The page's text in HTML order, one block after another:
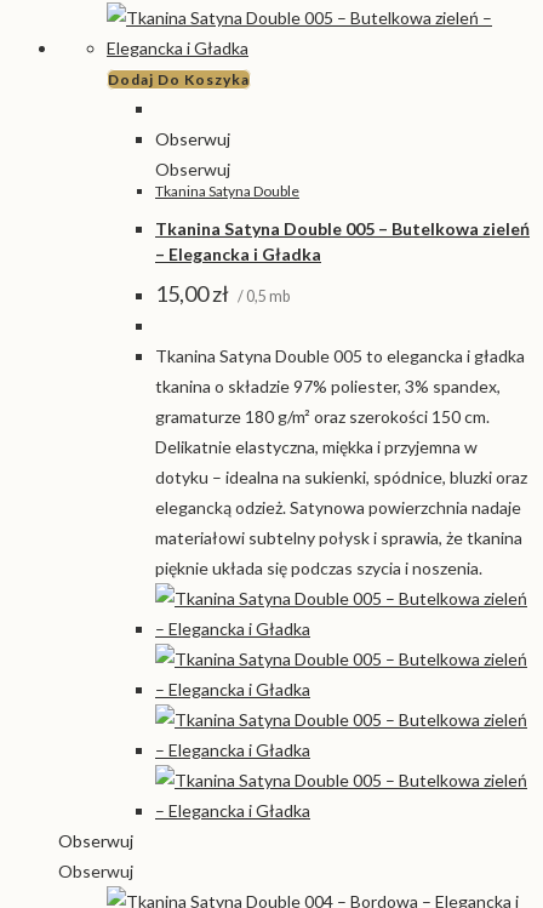
Dodaj Do Koszyka
Obserwuj
Obserwuj
Tkanina Satyna Double
Tkanina Satyna Double 005 – Butelkowa zieleń
– Elegancka i Gładka
15,00zł / 0,5 mb
Tkanina Satyna Double 005 to elegancka i gładka
tkanina o składzie 97% poliester, 3% spandex,
gramaturze 180 g/m² oraz szerokości 150 cm.
Delikatnie elastyczna, miękka i przyjemna w
dotyku – idealna na sukienki, spódnice, bluzki oraz
elegancką odzież. Satynowa powierzchnia nadaje
materiałowi subtelny połysk i sprawia, że tkanina
pięknie układa się podczas szycia i noszenia.
Obserwuj
Obserwuj